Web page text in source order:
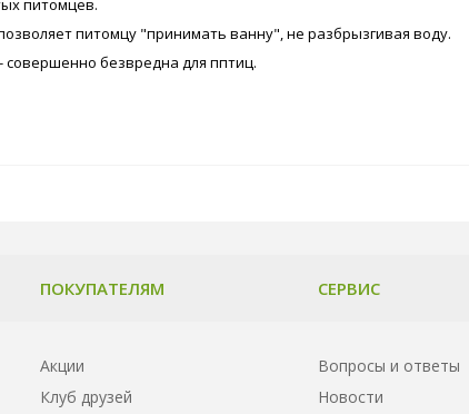
питомцев.
питомцу "принимать ванну", не разбрызгивая воду.
совершенно безвредна для пптиц.
ПОКУПАТЕЛЯМ
Акции
Клуб друзей
СЕРВИС
Вопросы и ответы
Новости